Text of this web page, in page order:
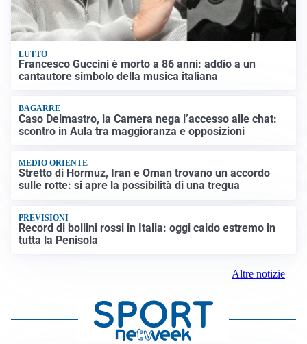
LUTTO
Francesco Guccini è morto a 86 anni: addio a un
cantautore simbolo della musica italiana
BAGARRE
Caso Delmastro, la Camera nega l’accesso alle chat:
scontro in Aula tra maggioranza e opposizioni
MEDIO ORIENTE
Stretto di Hormuz, Iran e Oman trovano un accordo
sulle rotte: si apre la possibilità di una tregua
PREVISIONI
Record di bollini rossi in Italia: oggi caldo estremo in
tutta la Penisola
Altre notizie